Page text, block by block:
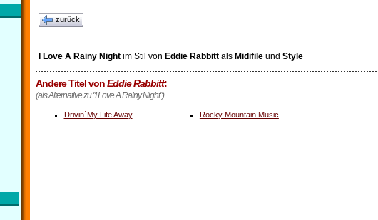
zurück
I Love A Rainy Nightim Stil von Eddie Rabbittals Midifileund Style
Andere Titel vonEddie Rabbitt:
(als Alternative zu "I Love A Rainy Night")
Drivin´My Life Away Rocky Mountain Music